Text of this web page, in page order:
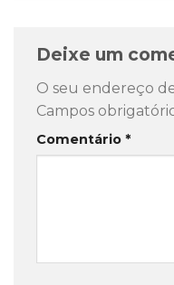
Deixe um
O seu endereço
Campos
Comentário *